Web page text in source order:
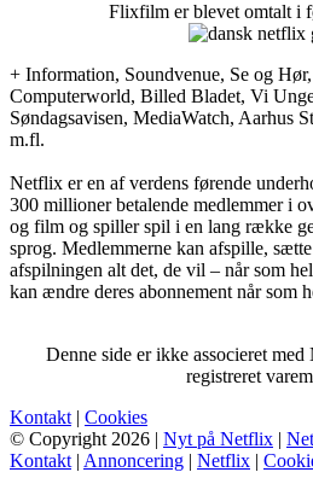
Flixfilm er blevet omtalt i
+ Information, Soundvenue, Se og
Computerworld, Billed Bladet, Vi
Søndagsavisen, MediaWatch, Aarhus
m.fl.
Netflix er en af verdens førende
300 millioner betalende medlemmer i
og film og spiller spil i en lang række
sprog. Medlemmerne kan afspille,
afspilningen alt det, de vil – når som
kan ændre deres abonnement når som
Denne side er ikke associeret
registreret
Kontakt | Cookies
© Copyright 2026 | Nyt på Netflix |
Kontakt | Annoncering | Netflix |